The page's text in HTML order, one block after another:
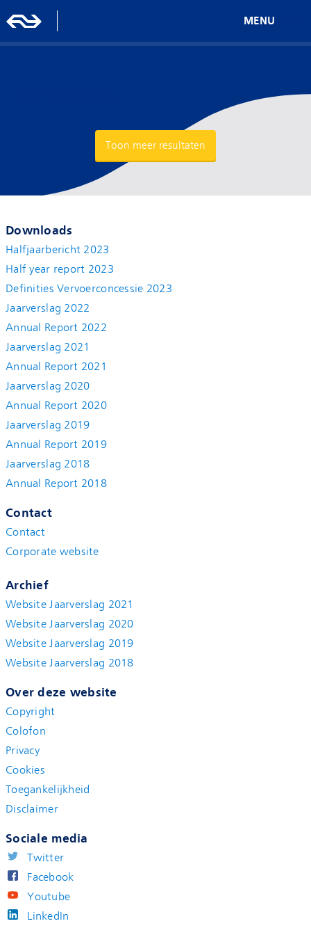
MENU
Toon meer resultaten
Downloads
Halfjaarbericht 2023
Half year report 2023
Definities Vervoerconcessie 2023
Jaarverslag 2022
Annual Report 2022
Jaarverslag 2021
Annual Report 2021
Jaarverslag 2020
Annual Report 2020
Jaarverslag 2019
Annual Report 2019
Jaarverslag 2018
Annual Report 2018
Contact
Contact
Corporate website
Archief
Website Jaarverslag 2021
Website Jaarverslag 2020
Website Jaarverslag 2019
Website Jaarverslag 2018
Over deze website
Copyright
Colofon
Privacy
Cookies
Toegankelijkheid
Disclaimer
Sociale media
Twitter
Facebook
Youtube
LinkedIn